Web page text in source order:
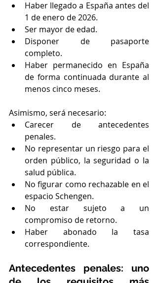
Haber llegado a España antes del
1 de enero de 2026.
Ser mayor de edad.
Disponer de pasaporte
completo.
Haber permanecido en España
de forma continuada durante al
menos cinco meses.
Asimismo, será necesario:
Carecer de antecedentes
penales.
No representar un riesgo para el
orden público, la seguridad o la
salud pública.
No figurar como rechazable en el
espacio Schengen.
No estar sujeto a un
compromiso de retorno.
Haber abonado la tasa
correspondiente.
Antecedentes penales: uno